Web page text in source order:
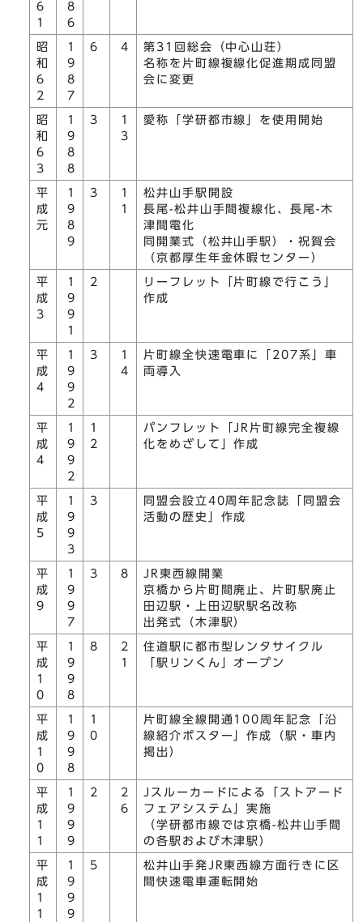
6
1
8
6
昭
和
6
2
1
9
8
7
6 4
第31回総会（中心山荘）
名称を片町線複線化促進期成同盟
会に変更
昭
和
6
3
1
9
8
8
3
1
3
愛称「学研都市線」を使用開始
平
成
元
1
9
8
9
3
1
1
松井山手駅開設
長尾-松井山手間複線化、長尾-木
津間電化
同開業式（松井山手駅）・祝賀会
（京都厚生年金休暇センター）
平
成
3
1
9
9
1
2
リーフレット「片町線で行こう」
作成
平
成
4
1
9
9
2
3
1
4
片町線全快速電車に「207系」車
両導入
平
成
4
1
9
9
2
1
2
パンフレット「JR片町線完全複線
化をめざして」作成
平
成
5
1
9
9
3
3
同盟会設立40周年記念誌「同盟会
活動の歴史」作成
平
成
9
1
9
9
7
3 8
JR東西線開業
京橋から片町間廃止、片町駅廃止
田辺駅・上田辺駅駅名改称
出発式（木津駅）
平
成
1
0
1
9
9
8
8
2
1
住道駅に都市型レンタサイクル
「駅リンくん」オープン
平
成
1
0
1
9
9
8
1
0
片町線全線開通100周年記念「沿
線紹介ポスター」作成（駅・車内
掲出）
平
成
1
1
1
9
9
9
2
2
6
Jスルーカードによる「ストアード
フェアシステム」実施
（学研都市線では京橋-松井山手間
の各駅および木津駅）
平
成
1
1
1
9
9
9
5
松井山手発JR東西線方面行きに区
間快速電車運転開始